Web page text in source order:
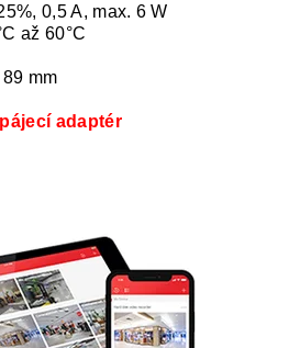
0,5 A, max. 6 W
až 60°C
mm
adaptér